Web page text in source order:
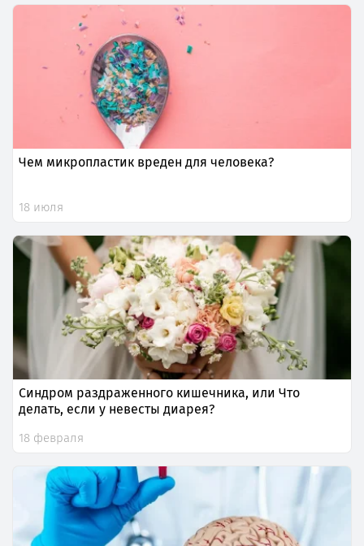
Чем микропластик вреден для человека?
18 июля
Синдром раздраженного кишечника, или Что
делать, если у невесты диарея?
18 февраля